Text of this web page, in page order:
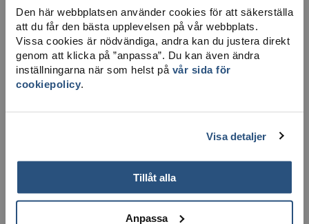
Den här webbplatsen använder cookies för att säkerställa
att du får den bästa upplevelsen på vår webbplats.
Vissa cookies är nödvändiga, andra kan du justera direkt
genom att klicka på ”anpassa”. Du kan även ändra
inställningarna när som helst på vår sida för
cookiepolicy.
Visa detaljer
Tillåt alla
Anpassa